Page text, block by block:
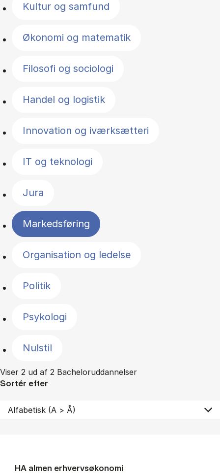
Kultur og samfund
Økonomi og matematik
Filosofi og sociologi
Handel og logistik
Innovation og iværksætteri
IT og teknologi
Jura
Markedsføring
Organisation og ledelse
Politik
Psykologi
Nulstil
Viser 2 ud af 2 Bacheloruddannelser
Sortér efter
HA al­men erhvervs­økonomi